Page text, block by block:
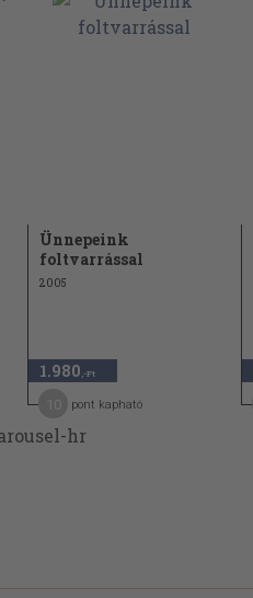
Ünnepeink
foltvarrással
2005
1.980 ,-Ft
pont kapható